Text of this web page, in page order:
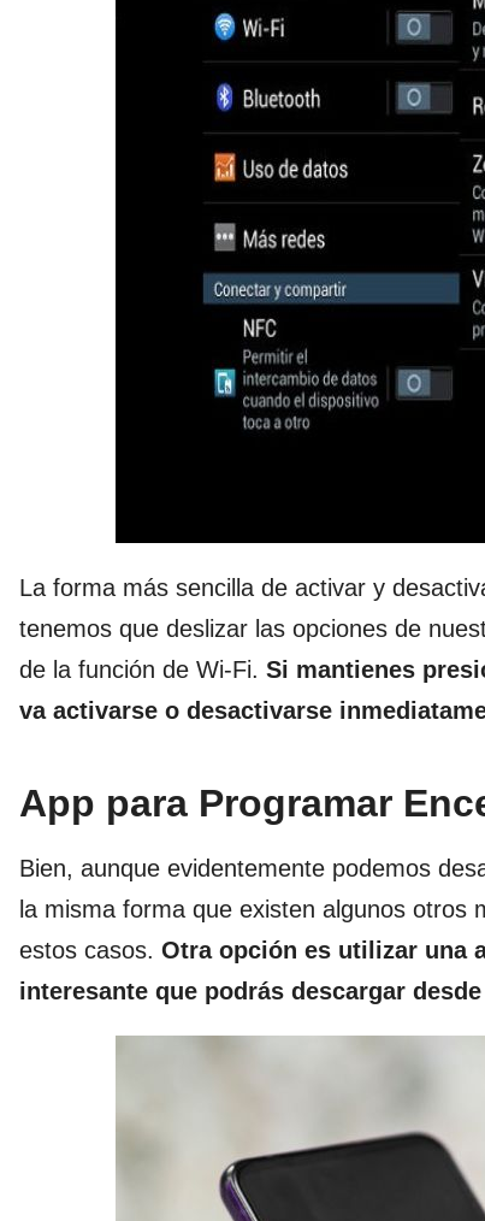
La forma más sencilla de activar y
tenemos que deslizar las opciones de
de la función de Wi-Fi. Si mantienes
va activarse o desactivarse
App para Programar
Bien, aunque evidentemente podemos
la misma forma que existen algunos otros
estos casos. Otra opción es utilizar una
interesante que podrás descargar desde